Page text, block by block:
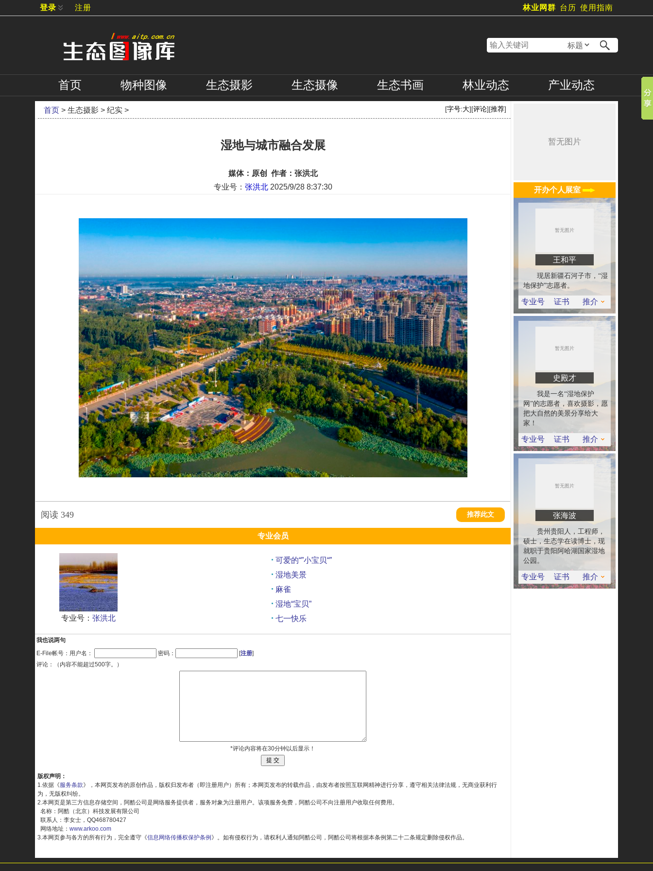
登录 注册 林业网群 台历 使用指南
首页 物种图像 生态摄影 生态摄像 生态书画 林业动态 产业动态
首页 > 生态摄影 > 纪实 > [字号:大][评论][推荐]
湿地与城市融合发展
媒体：原创 作者：张洪北
专业号： 张洪北 2025/9/28 8:37:30
阅读 349 推荐此文
专业会员
专业号： 张洪北
可爱的“”小宝贝“”
湿地美景
麻雀
湿地“宝贝”
七一快乐
风头鸊鷉
我也说两句
E-File帐号：用户名：
密码： [注册]
评论：（内容不能超过500字。）
*评论内容将在30分钟以后显示！
版权声明：
1.依据《服务条款》，本网页发布的原创作品，版权归发布者（即注册用户）所有；本网页发布的转载作品，由发布者按照互联网精神进行分享，遵守相关法律法规，无商业获利行
为，无版权纠纷。
2.本网页是第三方信息存储空间，阿酷公司是网络服务提供者，服务对象为注册用户。该项服务免费，阿酷公司不向注册用户收取任何费用。
名称：阿酷（北京）科技发展有限公司
联系人：李女士，QQ468780427
网络地址： www.arkoo.com
3.本网页参与各方的所有行为，完全遵守《信息网络传播权保护条例 》。如有侵权行为，请权利人通知阿酷公司，阿酷公司将根据本条例第二十二条规定删除侵权作品。
开办个人展室
王和平
现居新疆石河子市，“湿
地保护”志愿者。
专业号 证书 推介
史殿才
我是一名“湿地保护
网”的志愿者，喜欢摄影，愿
把大自然的美景分享给大
家！
专业号 证书 推介
张海波
贵州贵阳人，工程师，
硕士，生态学在读博士，现
就职于贵阳阿哈湖国家湿地
公园。
专业号 证书 推介